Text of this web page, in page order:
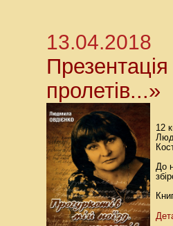
13.04.2018
пролетів...»
12
До